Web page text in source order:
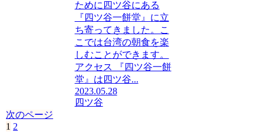
ために四ツ谷にある
『四ツ谷一餅堂』に立
ち寄ってきました。こ
こでは台湾の朝食を楽
しむことができます。
アクセス 『四ツ谷一餅
堂』は四ツ谷...
2023.05.28
四ツ谷
次のページ
1 2